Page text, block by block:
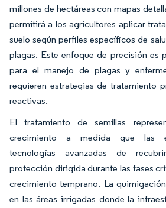
millones de hectáreas con mapas
permitirá a los agricultores aplicar
suelo según perfiles específicos de
plagas. Este enfoque de precisión es
para el manejo de plagas y
requieren estrategias de tratamiento
reactivas.
El tratamiento de semillas
crecimiento a medida que las
tecnologías avanzadas de
protección dirigida durante las fases
crecimiento temprano. La
en las áreas irrigadas donde la